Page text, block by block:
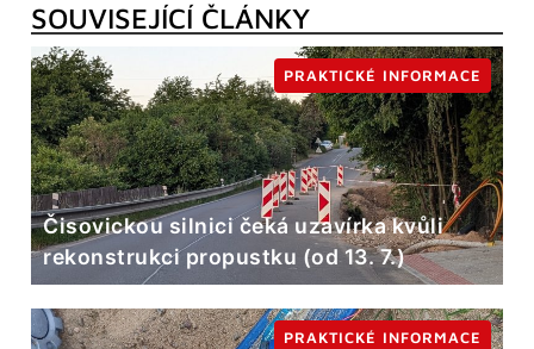
SOUVISEJÍCÍ ČLÁNKY
Čisovickou silnici čeká uzavírka kvůli
rekonstrukci propustku (od 13. 7.)
PRAKTICKÉ INFORMACE
PRAKTICKÉ INFORMACE